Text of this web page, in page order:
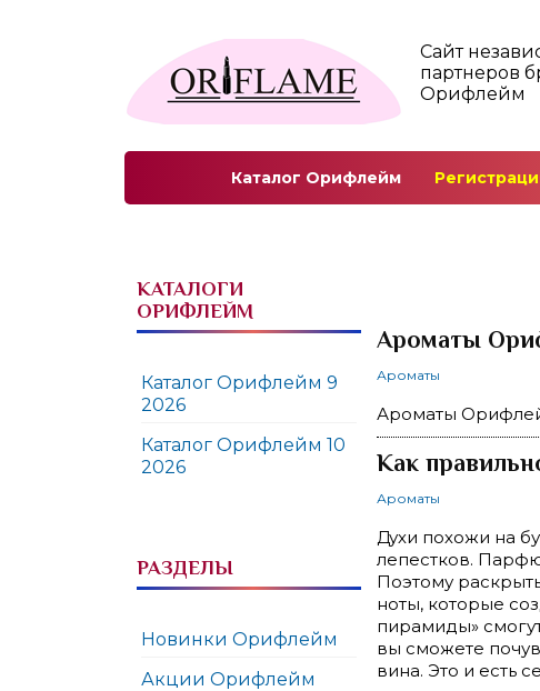
Сайт
партнеров
Орифлейм
Каталог Орифлейм
КАТАЛОГИ
ОРИФЛЕЙМ
Каталог Орифлейм 9
2026
Каталог Орифлейм 10
2026
РАЗДЕЛЫ
Новинки Орифлейм
Акции Орифлейм
Ароматы
Ароматы
Ароматы
Как
Ароматы
Духи похожи на
лепестков.
Поэтому
ноты, которые
пирамиды»
вы сможете
вина. Это и есть